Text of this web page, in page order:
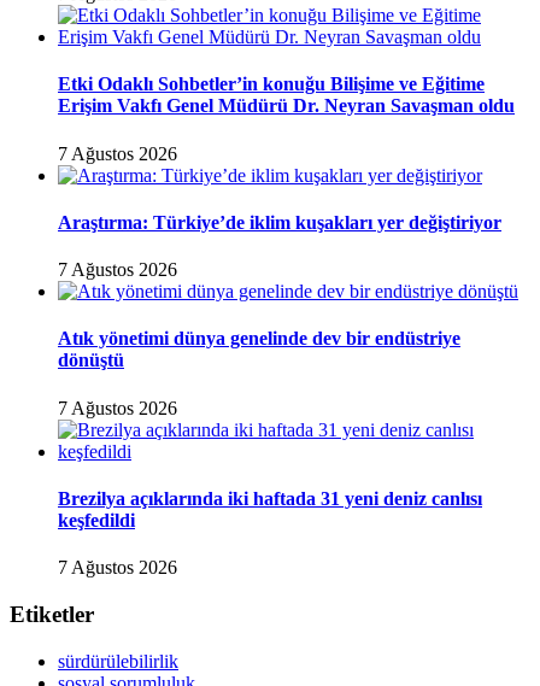
Etki Odaklı Sohbetler’in konuğu Bilişime ve Eğitime
Erişim Vakfı Genel Müdürü Dr. Neyran Savaşman oldu
7 Ağustos 2026
Araştırma: Türkiye’de iklim kuşakları yer değiştiriyor
7 Ağustos 2026
Atık yönetimi dünya genelinde dev bir endüstriye
dönüştü
7 Ağustos 2026
Brezilya açıklarında iki haftada 31 yeni deniz canlısı
keşfedildi
7 Ağustos 2026
Etiketler
sürdürülebilirlik